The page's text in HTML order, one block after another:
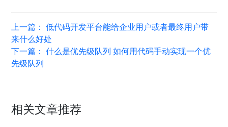
上一篇：低代码开发平台能给企业用户或者最终用户带
来什么好处
下一篇：什么是优先级队列 如何用代码手动实现一个优
先级队列
相关文章推荐